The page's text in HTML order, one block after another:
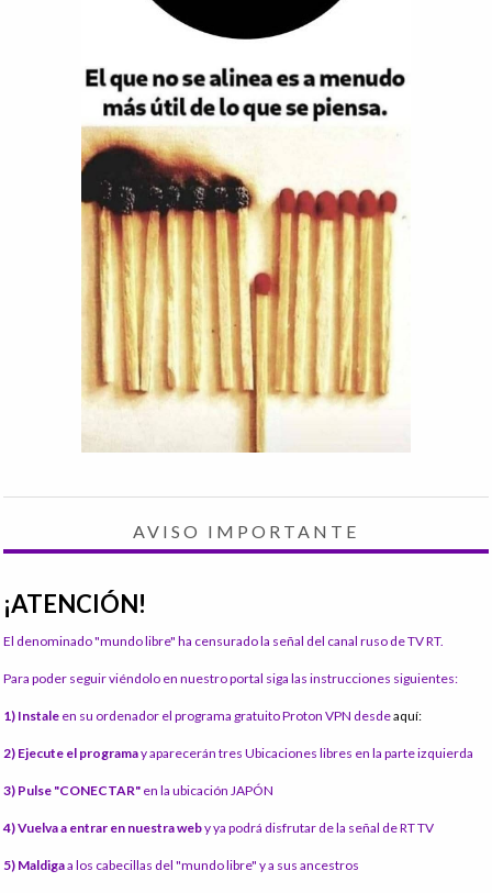
AVISO IMPORTANTE
¡ATENCIÓN!
El denominado "mundo libre" ha censurado la señal del canal ruso de TV RT.
Para poder seguir viéndolo en nuestro portal siga las instrucciones siguientes:
1) Instale en su ordenador el programa gratuito Proton VPN desdeaquí:
2) Ejecute el programay aparecerán tres Ubicaciones libres en la parte izquierda
3) Pulse "CONECTAR" en la ubicación JAPÓN
4) Vuelva a entrar en nuestra weby ya podrá disfrutar de la señal de RT TV
5) Maldigaa los cabecillas del "mundo libre" y a sus ancestros